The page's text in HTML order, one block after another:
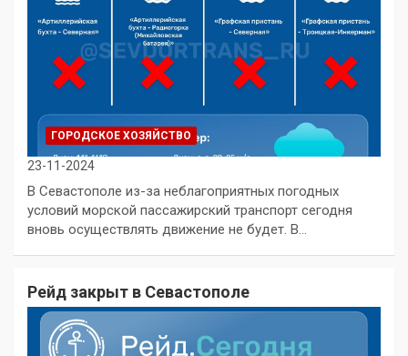
ГОРОДСКОЕ ХОЗЯЙСТВО
23-11-2024
В Севастополе из-за неблагоприятных погодных
условий морской пассажирский транспорт сегодня
вновь осуществлять движение не будет. В…
Рейд закрыт в Севастополе